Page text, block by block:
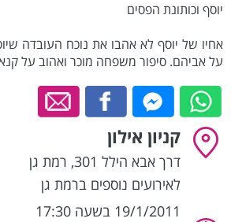
יוסף וכותונת הפסים
אחיו של יוסף לא אהבו את נוכח העובדה
על אביהם. סיפור משפחה מוכר ואהוב על
קניון אילון
דרך אבא הילל 301 , רמת גן
לאירועים נוספים ברמת גן
19/1/2011 בשעה 17:30